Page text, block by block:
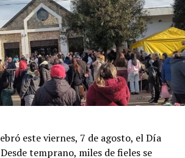
este viernes, 7 de agosto, el Día
temprano, miles de fieles se